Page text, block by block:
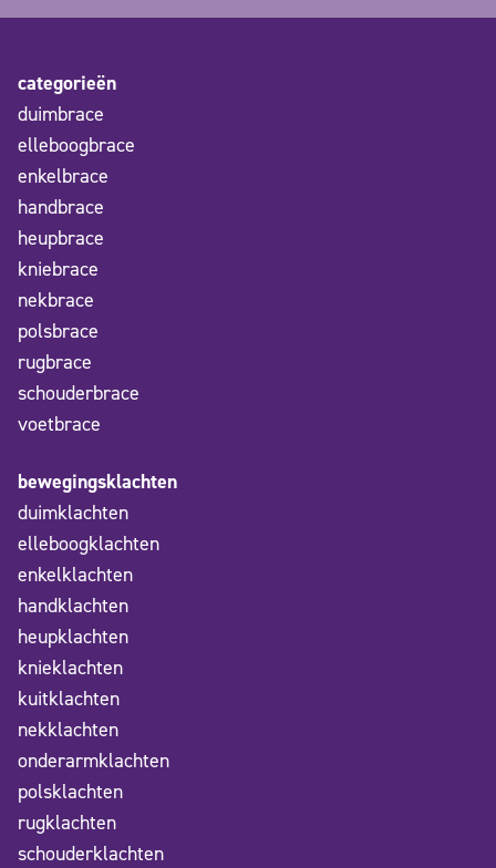
categorieën
duimbrace
elleboogbrace
enkelbrace
handbrace
heupbrace
kniebrace
nekbrace
polsbrace
rugbrace
schouderbrace
voetbrace
bewegingsklachten
duimklachten
elleboogklachten
enkelklachten
handklachten
heupklachten
knieklachten
kuitklachten
nekklachten
onderarmklachten
polsklachten
rugklachten
schouderklachten